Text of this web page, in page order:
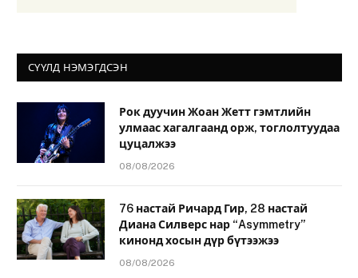
СҮҮЛД НЭМЭГДСЭН
Рок дуучин Жоан Жетт гэмтлийн
улмаас хагалгаанд орж, тоглолтуудаа
цуцалжээ
08/08/2026
76 настай Ричард Гир, 28 настай
Диана Силверс нар “Asymmetry”
кинонд хосын дүр бүтээжээ
08/08/2026